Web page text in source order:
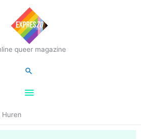
queer magazine
Hoofdmenu
Zoeken
Huren